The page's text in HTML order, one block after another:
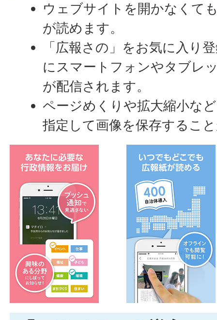
ウェブサイトを開かなくて
が読めます。
「広報さの」をお気に入り
にスマートフォンやタブレ
が配信されます。
ページめくりや拡大縮小な
指定して画像を保存するこ